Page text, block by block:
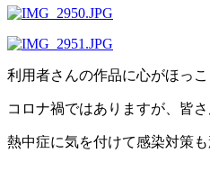
利用者さんの作品に心がほっ
コロナ禍ではありますが、皆
熱中症に気を付けて感染対策